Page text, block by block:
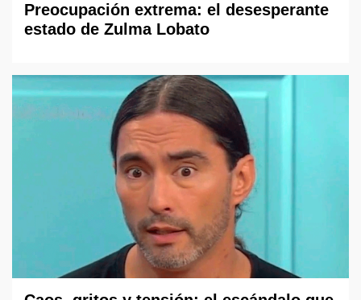
Preocupación extrema: el desesperante
estado de Zulma Lobato